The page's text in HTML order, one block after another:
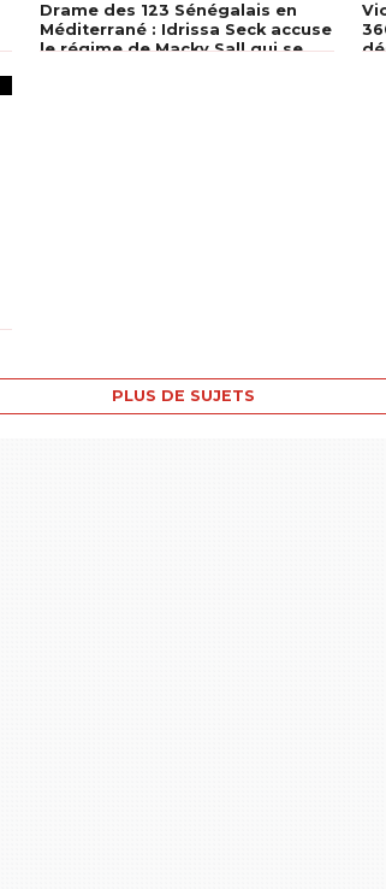
Drame des 123 Sénégalais en
Méditerrané : Idrissa Seck accuse
le régime de Macky Sall qui se
PLUS DE SUJETS